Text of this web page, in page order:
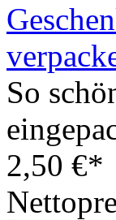
So
2,50 €*